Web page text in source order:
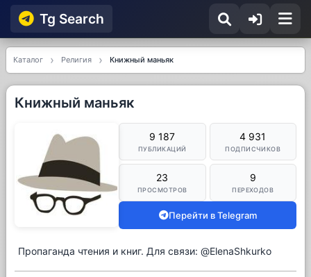
Tg Searсh
Каталог Религия Книжный маньяк
Книжный маньяк
9 187
ПУБЛИКАЦИЙ
4 931
ПОДПИСЧИКОВ
23
ПРОСМОТРОВ
9
ПЕРЕХОДОВ
Перейти в Telegram
Пропаганда чтения и книг. Для связи: @ElenaShkurko